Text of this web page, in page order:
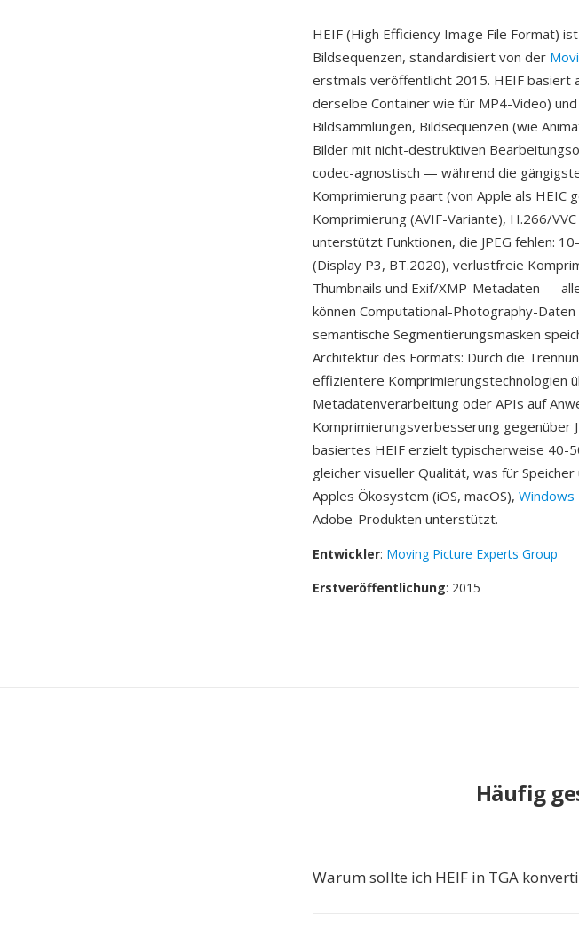
HEIF (High Efficiency Image File Format)
Bildsequenzen, standardisiert von der
erstmals veröffentlicht 2015. HEIF basiert
derselbe Container wie für MP4-Video)
Bildsammlungen, Bildsequenzen (wie
Bilder mit nicht-destruktiven
codec-agnostisch — während die
Komprimierung paart (von Apple als HEIC
Komprimierung (AVIF-Variante), H.266/
unterstützt Funktionen, die JPEG fehlen:
(Display P3, BT.2020), verlustfreie
Thumbnails und Exif/XMP-Metadaten —
können Computational-Photography-
semantische Segmentierungsmasken
Architektur des Formats: Durch die
effizientere Komprimierungstechnologien
Metadatenverarbeitung oder APIs auf
Komprimierungsverbesserung gegenüber
basiertes HEIF erzielt typischerweise 40-
gleicher visueller Qualität, was für
Apples Ökosystem (iOS, macOS), Windows
Adobe-Produkten unterstützt.
Entwickler: Moving Picture Experts Group
Erstveröffentlichung: 2015
Häufig
Warum sollte ich HEIF in TGA